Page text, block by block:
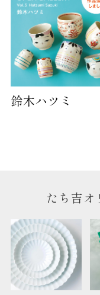
鈴木ハツミ
たち吉